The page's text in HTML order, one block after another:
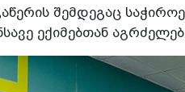
შემდეგაც
ექიმებთან